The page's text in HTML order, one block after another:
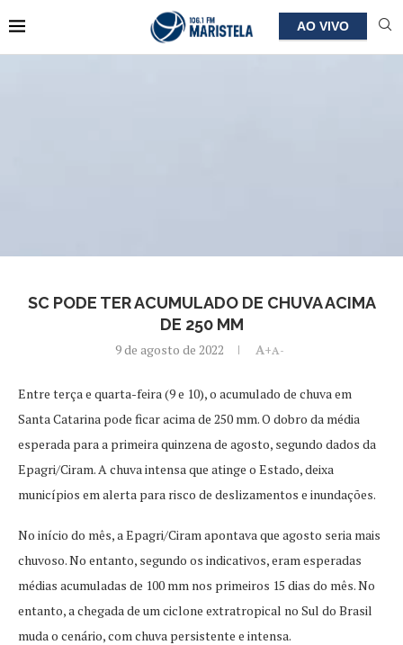
AO VIVO
SC PODE TER ACUMULADO DE CHUVA ACIMA
DE 250 MM
9 de agosto de 2022 A+A-
Entre terça e quarta-feira (9 e 10), o acumulado de chuva em
Santa Catarina pode ficar acima de 250 mm. O dobro da média
esperada para a primeira quinzena de agosto, segundo dados da
Epagri/Ciram. A chuva intensa que atinge o Estado, deixa
municípios em alerta para risco de deslizamentos e inundações.
No início do mês, a Epagri/Ciram apontava que agosto seria mais
chuvoso. No entanto, segundo os indicativos, eram esperadas
médias acumuladas de 100 mm nos primeiros 15 dias do mês. No
entanto, a chegada de um ciclone extratropical no Sul do Brasil
muda o cenário, com chuva persistente e intensa.